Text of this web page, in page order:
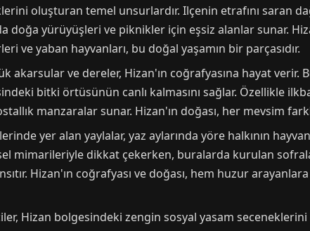
oluşturan temel unsurlardır. Ilçenin etrafını saran
doğa yürüyüşleri ve piknikler için eşsiz alanlar sunar.
ve yaban hayvanları, bu doğal yaşamın bir parçasıdır.
akarsular ve dereler, Hizan'ın coğrafyasına hayat
bitki örtüsünün canlı kalmasını sağlar. Özellikle
manzaralar sunar. Hizan'ın doğası, her mevsim
yer alan yaylalar, yaz aylarında yöre halkının
mimarileriyle dikkat çekerken, buralarda kurulan
Hizan'ın coğrafyası ve doğası, hem huzur
Hizan bolgesindeki zengin sosyal yasam